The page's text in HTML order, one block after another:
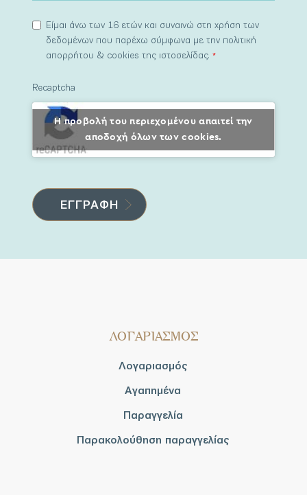
Είμαι άνω των 16 ετών και συναινώ στη χρήση των
δεδομένων που παρέχω σύμφωνα με την πολιτική
απορρήτου & cookies της ιστοσελίδας.*
Recaptcha
Η προβολή του περιεχομένου απαιτεί την
αποδοχή όλων των cookies.
ΛΟΓΑΡΙΑΣΜΟΣ
Λογαριασμός
Αγαπημένα
Παραγγελία
Παρακολούθηση παραγγελίας